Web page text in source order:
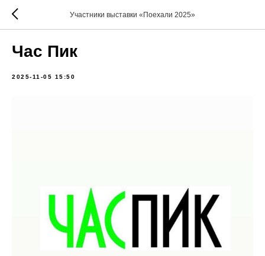
Участники выставки «Поехали 2025»
Час Пик
2025-11-05 15:50